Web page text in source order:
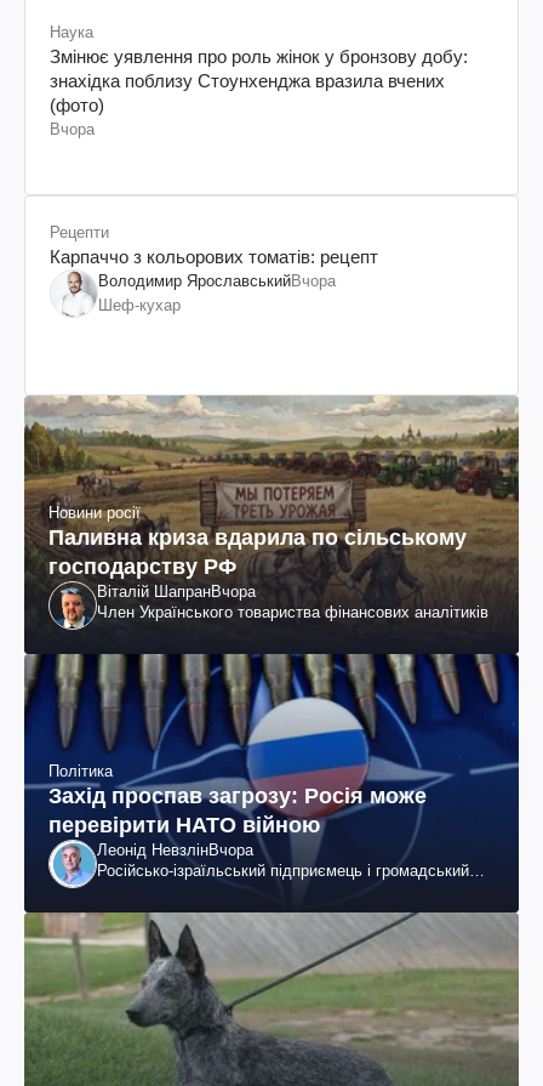
Наука
Змінює уявлення про роль жінок у бронзову добу:
знахідка поблизу Стоунхенджа вразила вчених
(фото)
Вчора
Рецепти
Карпаччо з кольорових томатів: рецепт
Володимир ЯрославськийВчора
Шеф-кухар
Новини росії
Паливна криза вдарила по сільському
господарству РФ
Віталій ШапранВчора
Член Українського товариства фінансових аналітиків
Політика
Захід проспав загрозу: Росія може
перевірити НАТО війною
Леонід НевзлінВчора
Російсько-ізраїльський підприємець і громадський